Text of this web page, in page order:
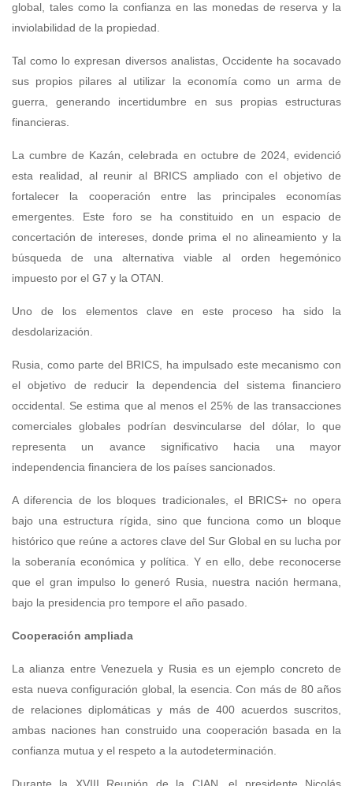
global, tales como la confianza en las monedas de reserva y la
inviolabilidad de la propiedad.
Tal como lo expresan diversos analistas, Occidente ha socavado
sus propios pilares al utilizar la economía como un arma de
guerra, generando incertidumbre en sus propias estructuras
financieras.
La cumbre de Kazán, celebrada en octubre de 2024, evidenció
esta realidad, al reunir al BRICS ampliado con el objetivo de
fortalecer la cooperación entre las principales economías
emergentes. Este foro se ha constituido en un espacio de
concertación de intereses, donde prima el no alineamiento y la
búsqueda de una alternativa viable al orden hegemónico
impuesto por el G7 y la OTAN.
Uno de los elementos clave en este proceso ha sido la
desdolarización.
Rusia, como parte del BRICS, ha impulsado este mecanismo con
el objetivo de reducir la dependencia del sistema financiero
occidental. Se estima que al menos el 25% de las transacciones
comerciales globales podrían desvincularse del dólar, lo que
representa un avance significativo hacia una mayor
independencia financiera de los países sancionados.
A diferencia de los bloques tradicionales, el BRICS+ no opera
bajo una estructura rígida, sino que funciona como un bloque
histórico que reúne a actores clave del Sur Global en su lucha por
la soberanía económica y política. Y en ello, debe reconocerse
que el gran impulso lo generó Rusia, nuestra nación hermana,
bajo la presidencia pro tempore el año pasado.
Cooperación ampliada
La alianza entre Venezuela y Rusia es un ejemplo concreto de
esta nueva configuración global, la esencia. Con más de 80 años
de relaciones diplomáticas y más de 400 acuerdos suscritos,
ambas naciones han construido una cooperación basada en la
confianza mutua y el respeto a la autodeterminación.